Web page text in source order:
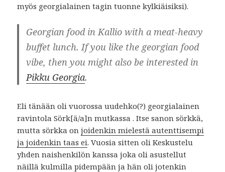
myös georgialainen tagin tuonne kylkiäisiksi).
Georgian food in Kallio with a meat-heavy
buffet lunch. If you like the georgian food
vibe, then you might also be interested in
Pikku Georgia.
Eli tänään oli vuorossa uudehko(?) georgialainen
ravintola Sörk[ä/a]n mutkassa . Itse sanon sörkkä,
mutta sörkka onjoidenkin mielestä autenttisempi
ja joidenkin taas ei. Vuosia sitten oli Keskustelu
yhden naishenkilön kanssa joka oli asustellut
näillä kulmilla pidempään ja hän oli jotenkin